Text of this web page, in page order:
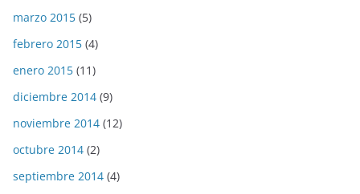
marzo 2015 (5)
febrero 2015 (4)
enero 2015 (11)
diciembre 2014 (9)
noviembre 2014 (12)
octubre 2014 (2)
septiembre 2014 (4)